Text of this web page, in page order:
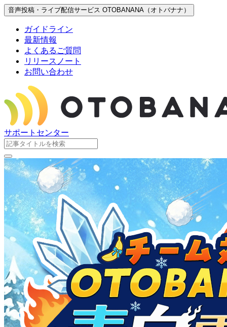
音声投稿・ライブ配信サービス OTOBANANA（オトバナナ）
ガイドライン
最新情報
よくあるご質問
リリースノート
お問い合わせ
サポートセンター